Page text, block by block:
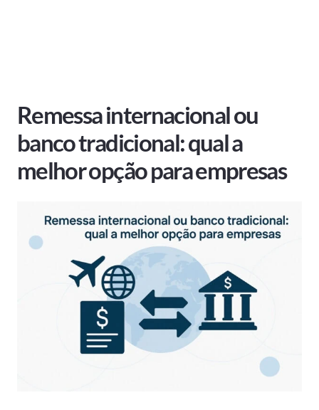
Remessa internacional ou
banco tradicional: qual a
melhor opção para empresas